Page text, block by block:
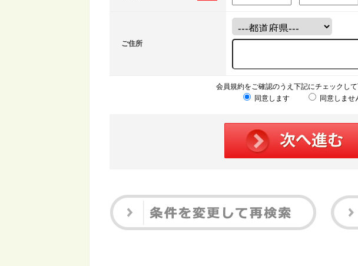
ご住所
会員規約をご確認のうえ下記にチェックして
同意します
同意しませ